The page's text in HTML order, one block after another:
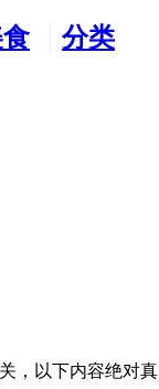
分类
，以下内容绝对真